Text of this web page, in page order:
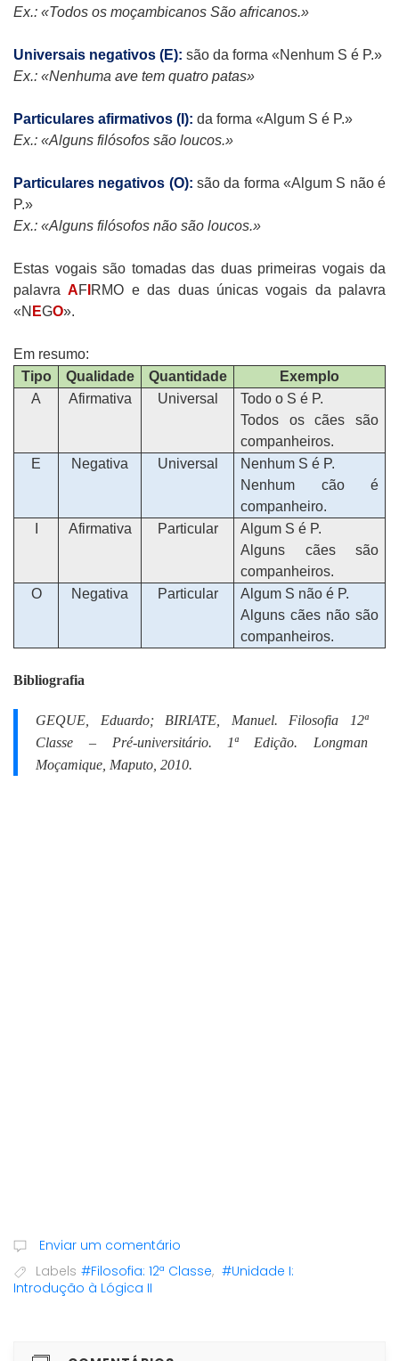
Ex.: «Todos os moçambicanos São africanos.»
Universais negativos (E): são da forma «Nenhum S é P.»
Ex.: «Nenhuma ave tem quatro patas»
Particulares afirmativos (I): da forma «Algum S é P.»
Ex.: «Alguns filósofos são loucos.»
Particulares negativos (O): são da forma «Algum S não é
P.»
Ex.: «Alguns filósofos não são loucos.»
Estas vogais são tomadas das duas primeiras vogais da
palavraAF RMO e das duas únicas vogais da palavra
«N EGO».
Em resumo:
Tipo
Qualidade Quantidade
Exemplo
A
Afirmativa Universal
Todo o S é P.
Todos os cães são
companheiros.
E
Negativa Universal
Nenhum S é P.
Nenhum cão é
companheiro.
Afirmativa Particular
Algum S é P.
Alguns cães são
companheiros.
O
Negativa Particular
Algum S não é P.
Alguns cães não são
companheiros.
Bibliografia
GEQUE, Eduardo; BIRIATE, Manuel. Filosofia 12ª
Classe – Pré-universitário. 1ª Edição. Longman
Moçamique, Maputo, 2010.
Enviar um comentário
Labels #Filosofia: 12ª Classe, #Unidade I:
Introdução à Lógica II